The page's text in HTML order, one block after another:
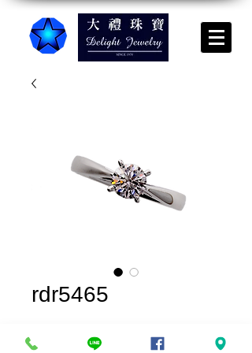
rdr5465
實品上架*請來電諮詢